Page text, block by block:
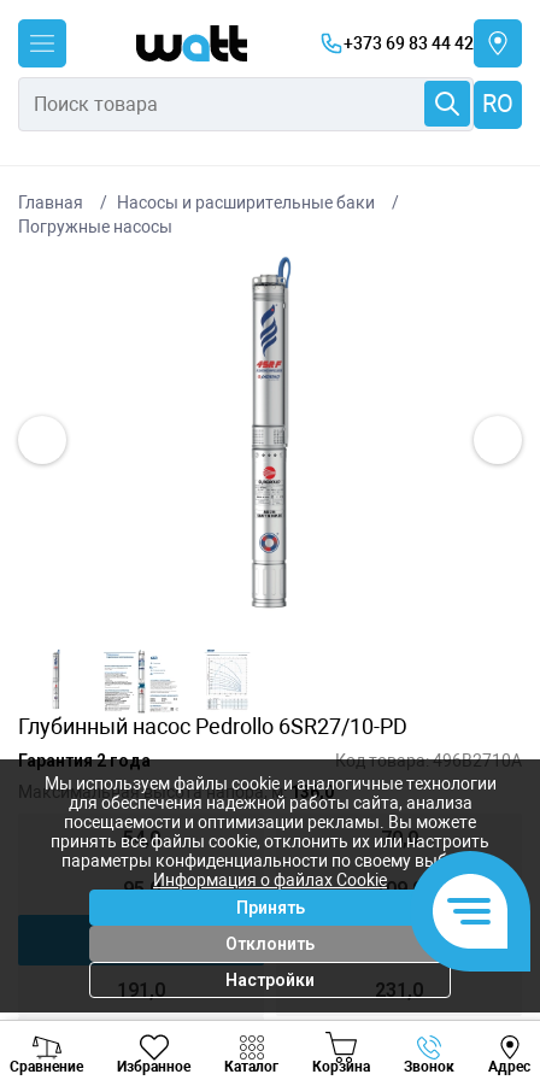
+373 69 83 44 42
RO
Главная
Насосы и расширительные баки
Погружные насосы
Глубинный насос Pedrollo 6SR27/10-PD
Гарантия 2 года Код товара:496B2710A
Максимальная высота напора, м:136,0
54,0 70,0
95,0 109,0
164,0
191,0 231,0
272,0
Сравнение Избранное Каталог Корзина Звонок Адрес
Viber Whatsapp
Мы используем файлы cookie и аналогичные технологии
для обеспечения надежной работы сайта, анализа
посещаемости и оптимизации рекламы. Вы можете
принять все файлы cookie, отклонить их или настроить
параметры конфиденциальности по своему выбору.
Информация о файлах Cookie
Принять
Отклонить
Настройки